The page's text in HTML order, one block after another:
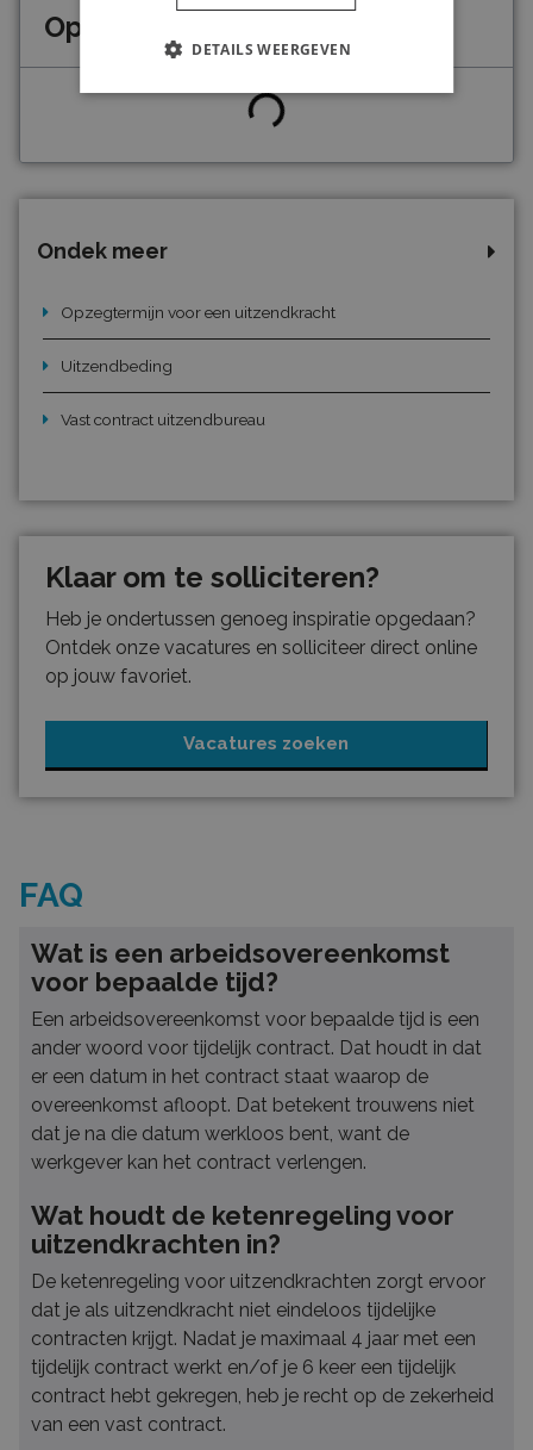
Op deze pagina
Ondek meer
Opzegtermijn voor een uitzendkracht
Uitzendbeding
Vast contract uitzendbureau
Klaar om te solliciteren?
Heb je ondertussen genoeg inspiratie opgedaan?
Ontdek onze vacatures en solliciteer direct online
op jouw favoriet.
Vacatures zoeken
FAQ
Wat is een arbeidsovereenkomst
voor bepaalde tijd?
Een arbeidsovereenkomst voor bepaalde tijd is een
ander woord voor tijdelijk contract. Dat houdt in dat
er een datum in het contract staat waarop de
overeenkomst afloopt. Dat betekent trouwens niet
dat je na die datum werkloos bent, want de
werkgever kan het contract verlengen.
Wat houdt de ketenregeling voor
uitzendkrachten in?
De ketenregeling voor uitzendkrachten zorgt ervoor
dat je als uitzendkracht niet eindeloos tijdelijke
contracten krijgt. Nadat je maximaal 4 jaar met een
tijdelijk contract werkt en/of je 6 keer een tijdelijk
contract hebt gekregen, heb je recht op de zekerheid
van een vast contract.
DETAILS WEERGEVEN